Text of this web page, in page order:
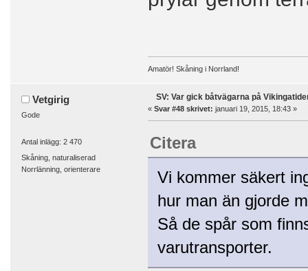
Amatör! Skåning i Norrland!
Vetgirig
Gode
Antal inlägg: 2 470
Skåning, naturaliserad
Norrlänning, orienterare
SV: Var gick båtvägarna på
« Svar #48 skrivet: januari 19, 2015, 18:43 »
Citera
Vi kommer säkert
hur man än gjorde
Så de spår som
varutransporter.